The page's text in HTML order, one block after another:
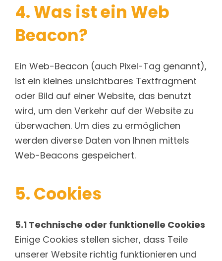
4. Was ist ein Web
Beacon?
Ein Web-Beacon (auch Pixel-Tag genannt),
ist ein kleines unsichtbares Textfragment
oder Bild auf einer Website, das benutzt
wird, um den Verkehr auf der Website zu
überwachen. Um dies zu ermöglichen
werden diverse Daten von Ihnen mittels
Web-Beacons gespeichert.
5. Cookies
5.1 Technische oder funktionelle Cookies
Einige Cookies stellen sicher, dass Teile
unserer Website richtig funktionieren und